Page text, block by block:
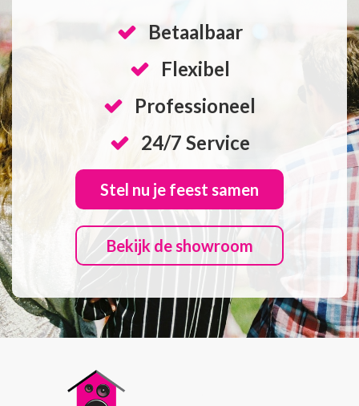
Betaalbaar
Flexibel
Professioneel
24/7 Service
Stel nu je feest samen
Bekijk de showroom